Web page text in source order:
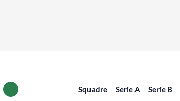
Squadre Serie A Serie B